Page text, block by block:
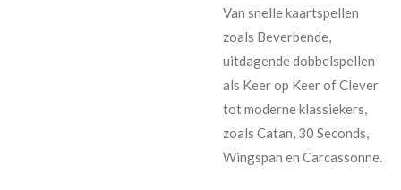
Van snelle kaartspellen
zoals Beverbende,
uitdagende dobbelspellen
als Keer op Keer of Clever
tot moderne klassiekers,
zoals Catan, 30 Seconds,
Wingspan en Carcassonne.